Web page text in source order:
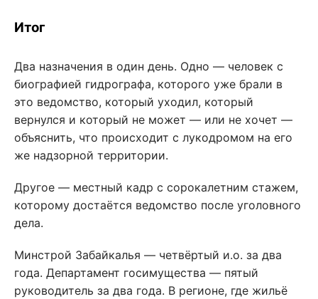
Итог
Два назначения в один день. Одно — человек с
биографией гидрографа, которого уже брали в
это ведомство, который уходил, который
вернулся и который не может — или не хочет —
объяснить, что происходит с лукодромом на его
же надзорной территории.
Другое — местный кадр с сорокалетним стажем,
которому достаётся ведомство после уголовного
дела.
Минстрой Забайкалья — четвёртый и.о. за два
года. Департамент госимущества — пятый
руководитель за два года. В регионе, где жильё